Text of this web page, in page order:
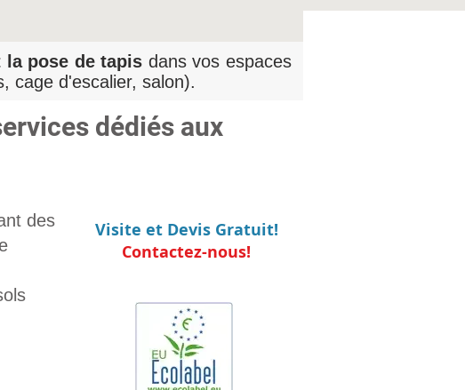
pose de tapis dans vos espaces
cage d'escalier, salon).
dédiés aux
des
Visite et Devis Gratuit!
Contactez-nous!